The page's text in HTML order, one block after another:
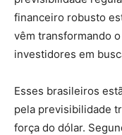
financeiro robusto
vêm transformando
investidores em
Esses brasileiros
pela previsibilidade
força do dólar.